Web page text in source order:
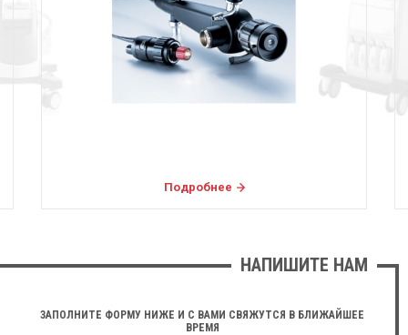
Подробнее
НАПИШИТЕ НАМ
ЗАПОЛНИТЕ ФОРМУ НИЖЕ И С ВАМИ СВЯЖУТСЯ В БЛИЖАЙШЕЕ
ВРЕМЯ